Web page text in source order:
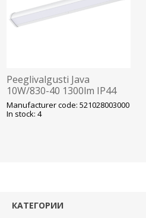
Peeglivalgusti Java
10W/830-40 1300lm IP44
580mm Valge Opple
Manufacturer code: 521028003000
In stock: 4
КАТЕГОРИИ